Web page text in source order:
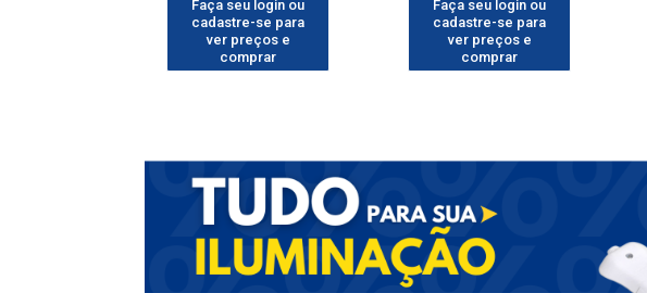
Faça seu login ou
cadastre-se para
ver preços e
comprar
Faça seu login ou
cadastre-se para
ver preços e
comprar